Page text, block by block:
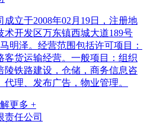
立于2008年02月19日，注册地
术开发区万东镇西城大道189号
明泽。经营范围包括许可项目：
客货运输经营。一般项目：组织
陵铁路建设，仓储，商务信息咨
理、发布广告，物业管理。
更多 +